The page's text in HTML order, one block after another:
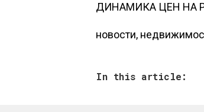
ДИНАМИКА ЦЕН НА
новости,
In this article: